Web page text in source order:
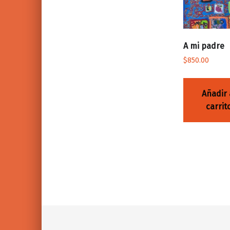
A mi padre
$850.00
Añadir